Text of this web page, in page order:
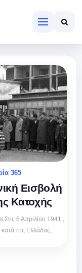
365
Εισβολή
Κατοχής
Στις 6 Απριλίου 1941 ,
κατά της Ελλάδας,